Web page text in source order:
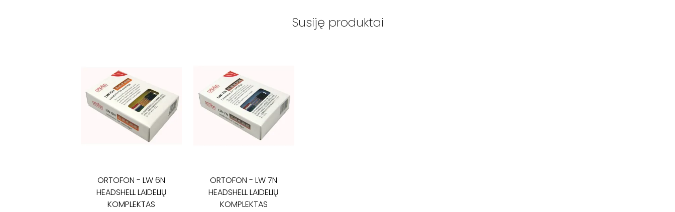
Susiję produktai
ORTOFON -LW 6N
HEADSHELL LAIDELIŲ
KOMPLEKTAS
ORTOFON -LW 7N
HEADSHELL LAIDELIŲ
KOMPLEKTAS